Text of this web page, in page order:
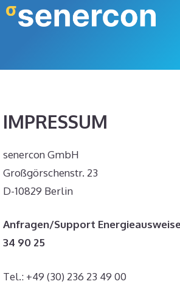
Zum
Inhalt
IMPRESSUM
senercon GmbH
Großgörschenstr. 23
D-10829 Berlin
Anfragen/Support
34 90 25
Tel.: +49 (30) 236 23 49 00